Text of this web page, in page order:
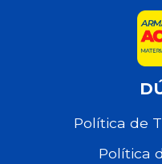
Política de
Política